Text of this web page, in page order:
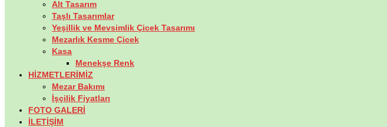
Alt Tasarım
Taşlı Tasarımlar
Yeşillik ve Mevsimlik Çicek Tasarımı
Mezarlık Kesme Çicek
Kasa
Menekşe Renk
HİZMETLERİMİZ
Mezar Bakımı
İşçilik Fiyatları
FOTO GALERİ
İLETİŞİM